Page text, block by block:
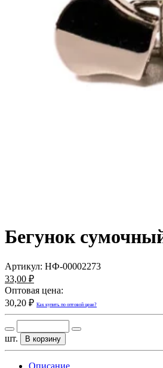
Бегунок
Артикул: НФ-00002273
33,00 ₽
Оптовая цена:
30,20 ₽ Как купить по оптовой цене?
шт. В корзину
Описание